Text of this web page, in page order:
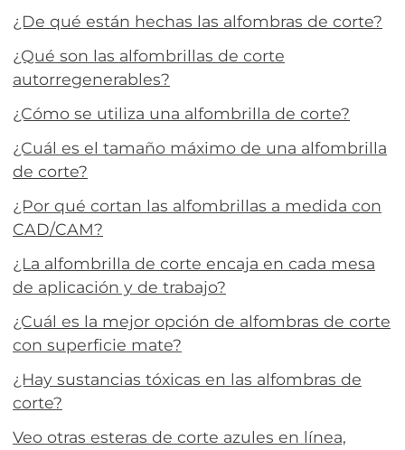
¿De qué están hechas las alfombras de corte?
¿Qué son las alfombrillas de corte
autorregenerables?
¿Cómo se utiliza una alfombrilla de corte?
¿Cuál es el tamaño máximo de una alfombrilla
de corte?
¿Por qué cortan las alfombrillas a medida con
CAD/CAM?
¿La alfombrilla de corte encaja en cada mesa
de aplicación y de trabajo?
¿Cuál es la mejor opción de alfombras de corte
con superficie mate?
¿Hay sustancias tóxicas en las alfombras de
corte?
Veo otras esteras de corte azules en línea,